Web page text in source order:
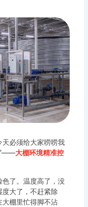
必须给大家唠唠我
”——大棚环境精准控
了。温度高了，没
大了，不赶紧除
棚里忙得脚不沾